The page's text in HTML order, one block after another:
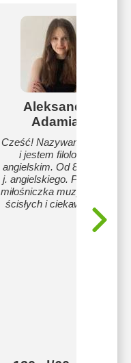
Aleksandra
Adamiak
Cześć! Nazywam się Ola
i jestem filologiem
angielskim. Od 8 lat uczę
j. angielskiego. Prywatnie
miłośniczka muzyki, nauk
ścisłych i ciekawa ludzi!